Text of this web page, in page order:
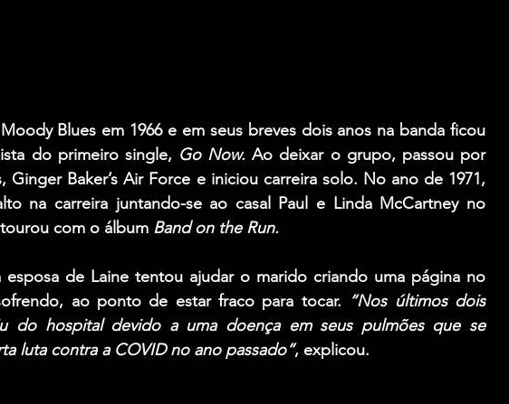
Moody Blues em 1966 e em seus breves dois anos na banda ficou
do primeiro single, Go Now.
Ao deixar o grupo, passou por
, Ginger Baker’s Air Force
na carreira juntando-se ao casal Paul e Linda McCartney
com o álbum Band on the Run.
esposa de Laine tentou ajudar o marido criando uma página no
ao ponto de estar fraco para tocar. “Nos últimos dois
do hospital devido a uma doença em seus pulmões que se
luta contra a COVID no ano passado”, explicou.